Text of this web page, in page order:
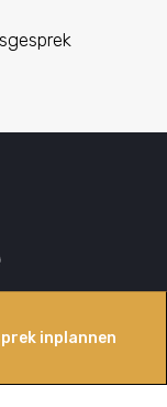
inplannen